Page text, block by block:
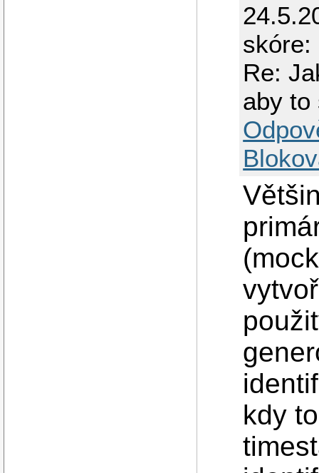
skóre:
Re:
aby to
kdy